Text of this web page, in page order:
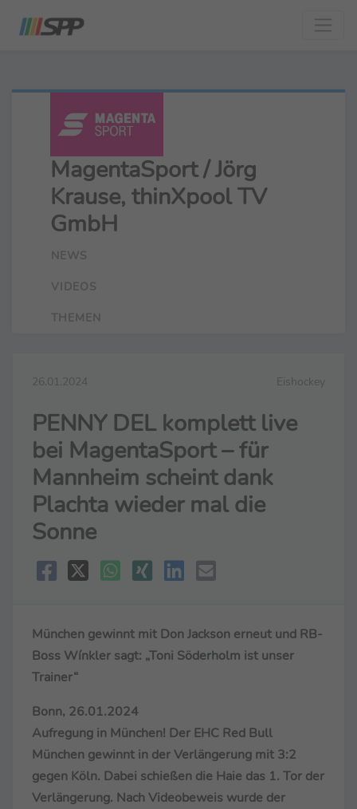
MagentaSport / Jörg
Krause, thinXpool TV
GmbH
NEWS
VIDEOS
THEMEN
26.01.2024 Eishockey
PENNY DEL komplett live
bei MagentaSport – für
Mannheim scheint dank
Plachta wieder mal die
Sonne
München gewinnt mit Don Jackson erneut und RB-
Boss Wínkler sagt: „Toni Söderholm ist unser
Trainer“
Bonn, 26.01.2024
Aufregung in München! Der EHC Red Bull
München gewinnt in der Verlängerung mit 3:2
gegen Köln. Dabei schießen die Haie das 1. Tor der
Verlängerung. Nach Videobeweis wurde der